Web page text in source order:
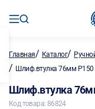
Главная/ Каталог/
/ Шлиф.втулка 76мм P150
Шлиф.втулка
Код товара: 86824